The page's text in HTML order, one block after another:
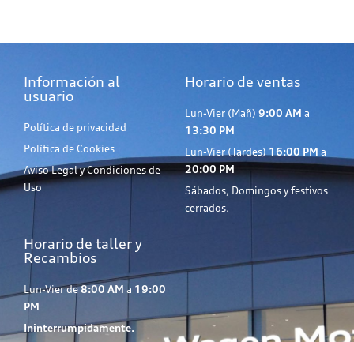
Información al
usuario
Política de privacidad
Política de Cookies
Aviso Legal y Condiciones de
Uso
Horario de ventas
Lun-Vier (Mañ) 9:00 AM a
13:30 PM
Lun-Vier (Tardes) 16:00 PM a
20:00 PM
Sábados, Domingos y festivos
cerrados.
Horario de taller y
Recambios
Lun-Vier de8:00 AM a 19:00
PM
Ininterrumpidamente.